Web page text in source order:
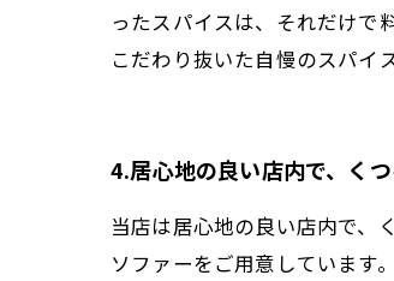
ったスパイスは、それだけで
こだわり抜いた自慢のスパイ
4.居心地の良い店内で、く
当店は居心地の良い店内で、
ソファーをご用意しています